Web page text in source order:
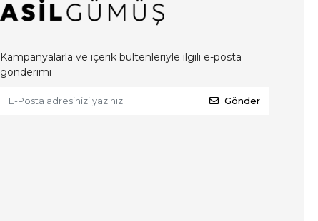
Kampanyalarla ve içerik bültenleriyle ilgili e-posta
gönderimi
Gönder